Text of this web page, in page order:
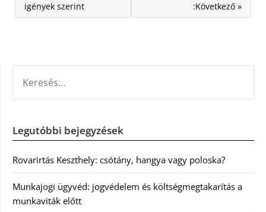
igények szerint
:Következő »
Legutóbbi bejegyzések
Rovarirtás Keszthely: csótány, hangya vagy poloska?
Munkajogi ügyvéd: jogvédelem és költségmegtakarítás a
munkaviták előtt